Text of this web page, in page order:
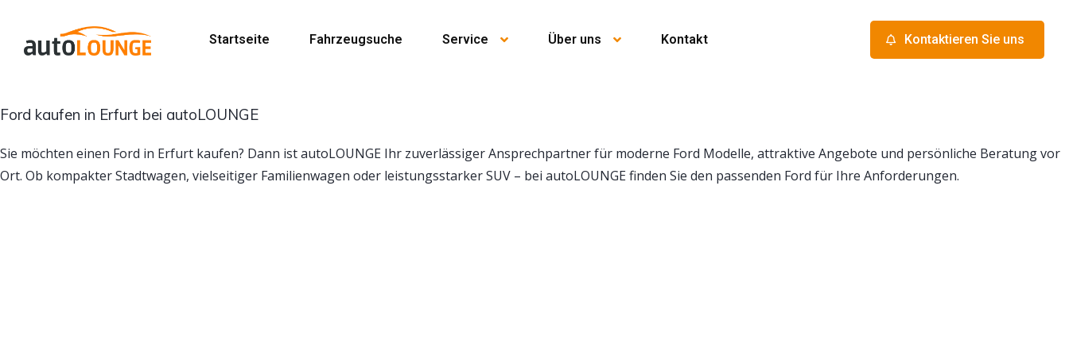
Startseite Fahrzeugsuche Service Über uns Kontakt Kontaktieren Sie uns
Ford kaufen in Erfurt bei autoLOUNGE
Sie möchten einen Ford in Erfurt kaufen? Dann ist autoLOUNGE Ihr zuverlässiger Ansprechpartner für moderne Ford Modelle, attraktive Angebote und persönliche Beratung vor
Ort. Ob kompakter Stadtwagen, vielseitiger Familienwagen oder leistungsstarker SUV – bei autoLOUNGE finden Sie den passenden Ford für Ihre Anforderungen.